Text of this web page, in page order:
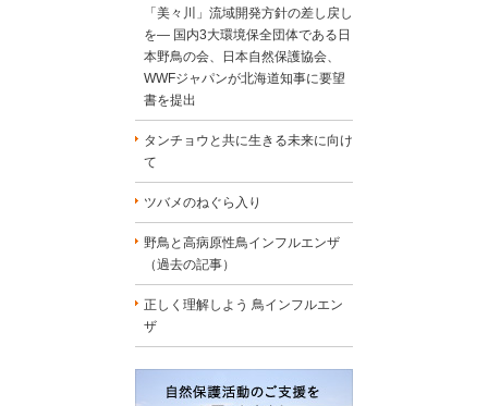
「美々川」流域開発方針の差し戻し
を― 国内3大環境保全団体である日
本野鳥の会、日本自然保護協会、
WWFジャパンが北海道知事に要望
書を提出
タンチョウと共に生きる未来に向け
て
ツバメのねぐら入り
野鳥と高病原性鳥インフルエンザ
（過去の記事）
正しく理解しよう 鳥インフルエン
ザ